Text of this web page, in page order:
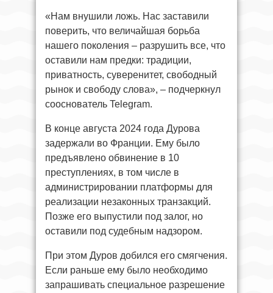
«Нам внушили ложь. Нас заставили
поверить, что величайшая борьба
нашего поколения – разрушить все, что
оставили нам предки: традиции,
приватность, суверенитет, свободный
рынок и свободу слова», – подчеркнул
сооснователь Telegram.
В конце августа 2024 года Дурова
задержали во Франции. Ему было
предъявлено обвинение в 10
преступлениях, в том числе в
администрировании платформы для
реализации незаконных транзакций.
Позже его выпустили под залог, но
оставили под судебным надзором.
При этом Дуров добился его смягчения.
Если раньше ему было необходимо
запрашивать специальное разрешение